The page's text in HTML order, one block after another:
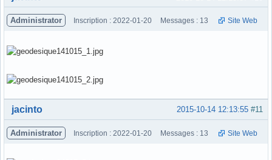
Administrator Inscription : 2022-01-20 Messages : 13 Site Web
Hors ligne #11
2015-10-14 12:13:55
jacinto
Administrator Inscription : 2022-01-20 Messages : 13 Site Web